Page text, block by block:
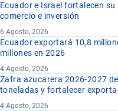
Ecuador e Israel fortalecen
comercio e inversión
6 Agosto, 2026
Ecuador exportará 10,8
millones en 2026
4 Agosto, 2026
Zafra azucarera 2026-2027
toneladas y fortalecer
4 Agosto, 2026